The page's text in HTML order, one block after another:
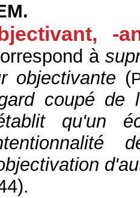
-
à
objectivante (
coupé de
qu'un